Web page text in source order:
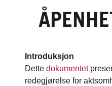
Introduksjon
Dettedokumentet
redegjørelse for